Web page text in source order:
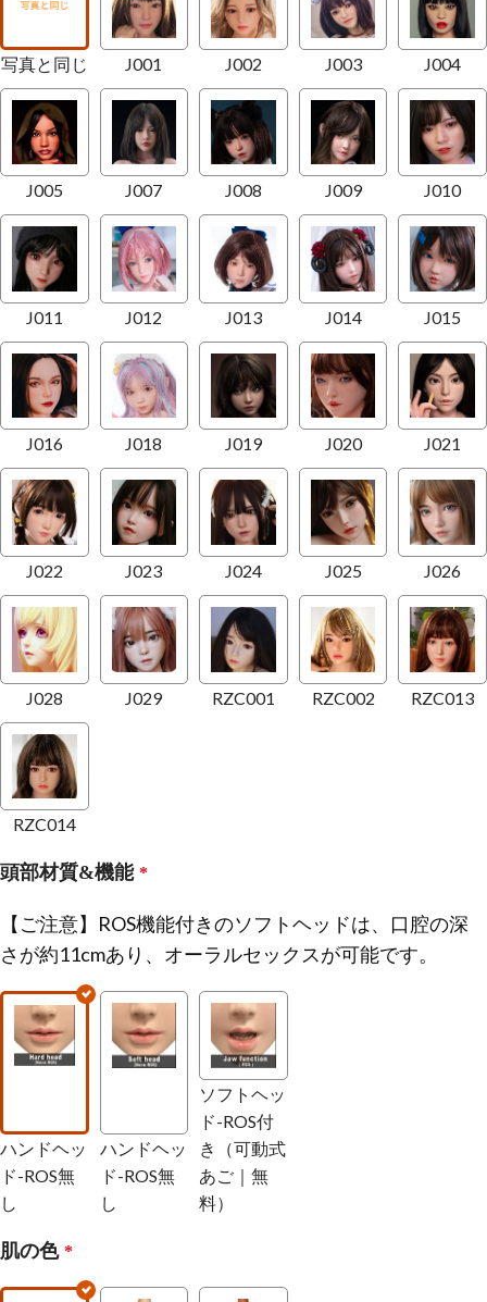
写真と同じ J001 J002 J003 J004
J005 J007 J008 J009 J010
J011 J012 J013 J014 J015
J016 J018 J019 J020 J021
J022 J023 J024 J025 J026
J028 J029 RZC001 RZC002 RZC013
RZC014
頭部材質&機能 *
【ご注意】ROS機能付きのソフトヘッドは、口腔の深
さが約11cmあり、オーラルセックスが可能です。
ハンドヘッ
ド-ROS無
し
ハンドヘッ
ド-ROS無
し
ソフトヘッ
ド-ROS付
き（可動式
あご｜無
料）
肌の色 *